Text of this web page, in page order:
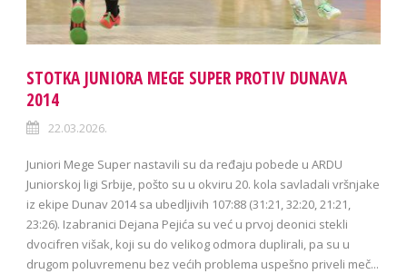
STOTKA JUNIORA MEGE SUPER PROTIV DUNAVA
2014
22.03.2026.
Juniori Mege Super nastavili su da ređaju pobede u ARDU
Juniorskoj ligi Srbije, pošto su u okviru 20. kola savladali vršnjake
iz ekipe Dunav 2014 sa ubedljivih 107:88 (31:21, 32:20, 21:21,
23:26). Izabranici Dejana Pejića su već u prvoj deonici stekli
dvocifren višak, koji su do velikog odmora duplirali, pa su u
drugom poluvremenu bez većih problema uspešno priveli meč...